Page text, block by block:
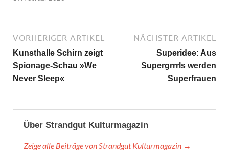
VORHERIGER ARTIKEL
Kunsthalle Schirn zeigt
Spionage-Schau »We
Never Sleep«
NÄCHSTER ARTIKEL
Superidee: Aus
Supergrrrls werden
Superfrauen
Über Strandgut Kulturmagazin
Zeige alle Beiträge von Strandgut Kulturmagazin →